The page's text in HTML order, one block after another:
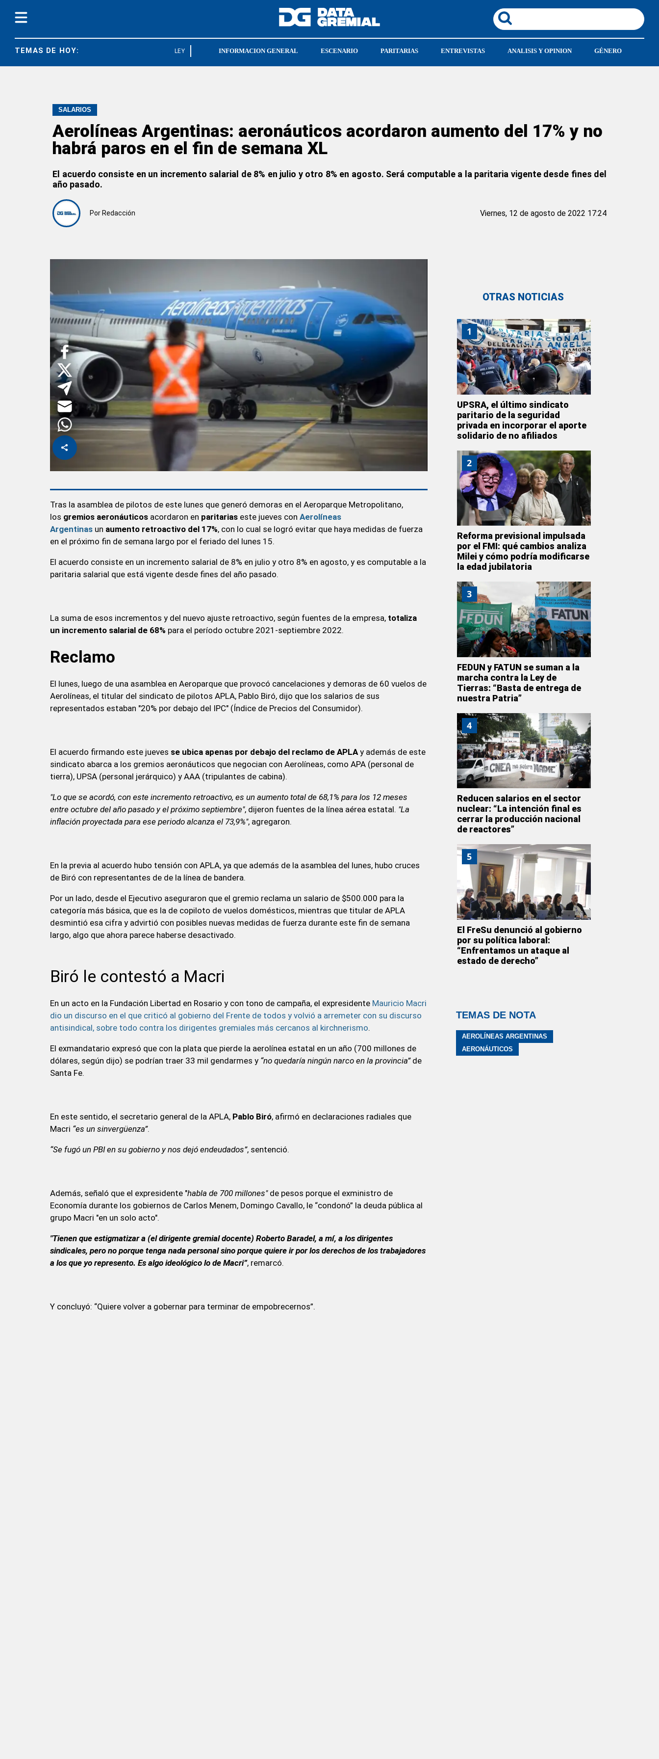
TEMAS DE HOY: LEY BASES CGT UPSRA
INFORMACION GENERAL ESCENARIO PARITARIAS ENTREVISTAS ANALISIS Y OPINION GÉNERO
SALARIOS
Aerolíneas Argentinas: aeronáuticos acordaron aumento del 17% y no
habrá paros en el fin de semana XL
El acuerdo consiste en un incremento salarial de 8% en julio y otro 8% en agosto. Será computable a la paritaria vigente desde fines del
año pasado.
Por Redacción Viernes, 12 de agosto de 2022 17:24
Tras la asamblea de pilotos de este lunes que generó demoras en el Aeroparque Metropolitano,
los gremios aeronáuticos acordaron en paritarias este jueves con Aerolíneas
Argentinas un aumento retroactivo del 17%, con lo cual se logró evitar que haya medidas de fuerza
en el próximo fin de semana largo por el feriado del lunes 15.
El acuerdo consiste en un incremento salarial de 8% en julio y otro 8% en agosto, y es computable a la
paritaria salarial que está vigente desde fines del año pasado.
La suma de esos incrementos y del nuevo ajuste retroactivo, según fuentes de la empresa, totaliza
un incremento salarial de 68% para el período octubre 2021-septiembre 2022.
Reclamo
El lunes, luego de una asamblea en Aeroparque que provocó cancelaciones y demoras de 60 vuelos de
Aerolíneas, el titular del sindicato de pilotos APLA, Pablo Biró, dijo que los salarios de sus
representados estaban "20% por debajo del IPC" (Índice de Precios del Consumidor).
El acuerdo firmando este jueves se ubica apenas por debajo del reclamo de APLAy además de este
sindicato abarca a los gremios aeronáuticos que negocian con Aerolíneas, como APA (personal de
tierra), UPSA (personal jerárquico) y AAA (tripulantes de cabina).
"Lo que se acordó, con este incremento retroactivo, es un aumento total de 68,1% para los 12 meses
entre octubre del año pasado y el próximo septiembre", dijeron fuentes de la línea aérea estatal. "La
inflación proyectada para ese periodo alcanza el 73,9%", agregaron.
En la previa al acuerdo hubo tensión con APLA, ya que además de la asamblea del lunes, hubo cruces
de Biró con representantes de de la línea de bandera.
Por un lado, desde el Ejecutivo aseguraron que el gremio reclama un salario de $500.000 para la
categoría más básica, que es la de copiloto de vuelos domésticos, mientras que titular de APLA
desmintió esa cifra y advirtió con posibles nuevas medidas de fuerza durante este fin de semana
largo, algo que ahora parece haberse desactivado.
Biró le contestó a Macri
En un acto en la Fundación Libertad en Rosario y con tono de campaña, el expresidente Mauricio Macri
dio un discurso en el que criticó al gobierno del Frente de todos y volvió a arremeter con su discurso
antisindical, sobre todo contra los dirigentes gremiales más cercanos al kirchnerismo.
El exmandatario expresó que con la plata que pierde la aerolínea estatal en un año (700 millones de
dólares, según dijo) se podrían traer 33 mil gendarmes y “no quedaría ningún narco en la provincia”de
Santa Fe.
En este sentido, el secretario general de la APLA, Pablo Biró, afirmó en declaraciones radiales que
Macri “es un sinvergüenza”.
“Se fugó un PBI en su gobierno y nos dejó endeudados”, sentenció.
Además, señaló que el expresidente "habla de 700 millones"de pesos porque el exministro de
Economía durante los gobiernos de Carlos Menem, Domingo Cavallo, le “condonó” la deuda pública al
grupo Macri "en un solo acto".
"Tienen que estigmatizar a (el dirigente gremial docente) Roberto Baradel, a mí, a los dirigentes
sindicales, pero no porque tenga nada personal sino porque quiere ir por los derechos de los trabajadores
a los que yo represento. Es algo ideológico lo de Macri”, remarcó.
Y concluyó: “Quiere volver a gobernar para terminar de empobrecernos”.
OTRAS NOTICIAS
1
UPSRA, el último sindicato
paritario de la seguridad
privada en incorporar el aporte
solidario de no afiliados
2
Reforma previsional impulsada
por el FMI: qué cambios analiza
Milei y cómo podría modificarse
la edad jubilatoria
3
FEDUN y FATUN se suman a la
marcha contra la Ley de
Tierras: “Basta de entrega de
nuestra Patria”
4
Reducen salarios en el sector
nuclear: “La intención final es
cerrar la producción nacional
de reactores”
5
El FreSu denunció al gobierno
por su política laboral:
“Enfrentamos un ataque al
estado de derecho”
TEMAS DE NOTA
AEROLÍNEAS ARGENTINAS
AERONÁUTICOS